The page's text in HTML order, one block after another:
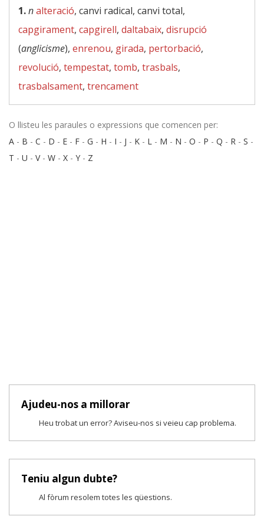
1.nalteració, canvi radical, canvi total,
capgirament, capgirell, daltabaix, disrupció
(anglicisme), enrenou, girada, pertorbació,
revolució, tempestat, tomb, trasbals,
trasbalsament, trencament
O llisteu les paraules o expressions que comencen per:
A - B - C - D - E - F - G - H - I - J - K - L - M - N - O - P - Q - R - S -
T - U - V- W - X - Y - Z
Ajudeu-nos a millorar
Heu trobat un error? Aviseu-nos si veieu cap problema.
Teniu algun dubte?
Al fòrum resolem totes les qüestions.